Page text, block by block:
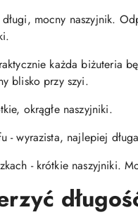
długi, mocny naszyjnik.
każda biżuteria
blisko przy szyi.
okrągłe naszyjniki.
- wyrazista, najlepiej
- krótkie naszyjniki.